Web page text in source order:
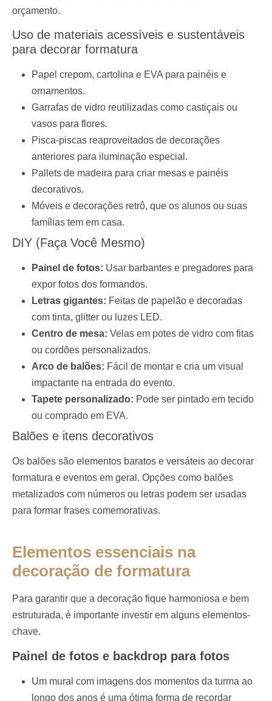
orçamento.
Uso de materiais acessíveis e sustentáveis
para decorar formatura
Papel crepom, cartolina e EVA para painéis e
ornamentos.
Garrafas de vidro reutilizadas como castiçais ou
vasos para flores.
Pisca-piscas reaproveitados de decorações
anteriores para iluminação especial.
Pallets de madeira para criar mesas e painéis
decorativos.
Móveis e decorações retrô, que os alunos ou suas
famílias tem em casa.
DIY (Faça Você Mesmo)
Painel de fotos: Usar barbantes e pregadores para
expor fotos dos formandos.
Letras gigantes: Feitas de papelão e decoradas
com tinta, glitter ou luzes LED.
Centro de mesa: Velas em potes de vidro com fitas
ou cordões personalizados.
Arco de balões: Fácil de montar e cria um visual
impactante na entrada do evento.
Tapete personalizado: Pode ser pintado em tecido
ou comprado em EVA.
Balões e itens decorativos
Os balões são elementos baratos e versáteis ao decorar
formatura e eventos em geral. Opções como balões
metalizados com números ou letras podem ser usadas
para formar frases comemorativas.
Elementos essenciais na
decoração de formatura
Para garantir que a decoração fique harmoniosa e bem
estruturada, é importante investir em alguns elementos-
chave.
Painel de fotos e backdrop para fotos
Um mural com imagens dos momentos da turma ao
longo dos anos é uma ótima forma de recordar